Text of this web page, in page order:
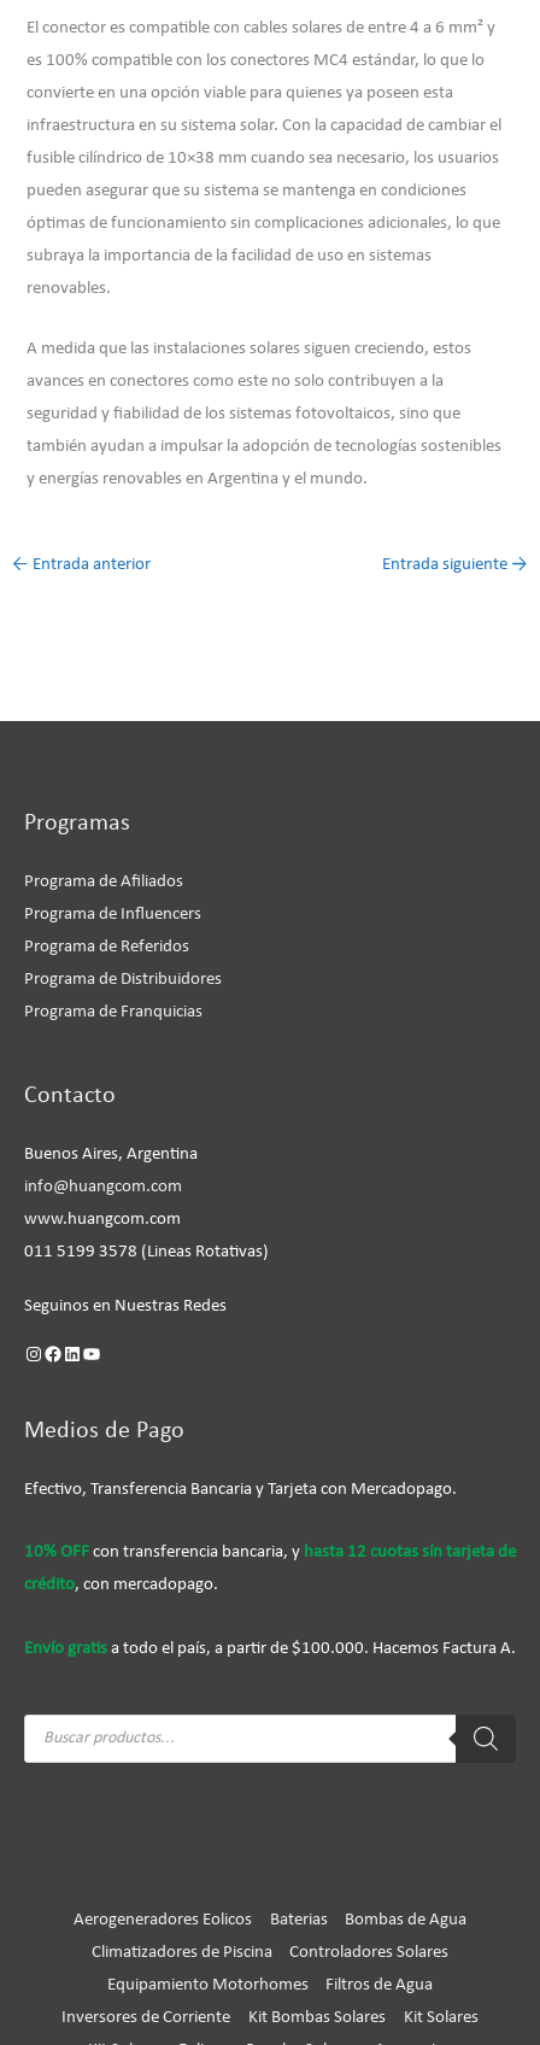
El conector es compatible con cables solares de entre 4 a 6 mm² y
es 100% compatible con los conectores MC4 estándar, lo que lo
convierte en una opción viable para quienes ya poseen esta
infraestructura en su sistema solar. Con la capacidad de cambiar el
fusible cilíndrico de 10×38 mm cuando sea necesario, los usuarios
pueden asegurar que su sistema se mantenga en condiciones
óptimas de funcionamiento sin complicaciones adicionales, lo que
subraya la importancia de la facilidad de uso en sistemas
renovables.
A medida que las instalaciones solares siguen creciendo, estos
avances en conectores como este no solo contribuyen a la
seguridad y fiabilidad de los sistemas fotovoltaicos, sino que
también ayudan a impulsar la adopción de tecnologías sostenibles
y energías renovables en Argentina y el mundo.
← Entrada anterior Entrada siguiente →
Programas
Programa de Afiliados
Programa de Influencers
Programa de Referidos
Programa de Distribuidores
Programa de Franquicias
Contacto
Buenos Aires, Argentina
info@huangcom.com
www.huangcom.com
011 5199 3578 (Lineas Rotativas)
Seguinos en Nuestras Redes
Medios de Pago
Efectivo, Transferencia Bancaria y Tarjeta con Mercadopago.
10% OFF con transferencia bancaria, y hasta 12 cuotas sín tarjeta de
crédito, con mercadopago.
Envío gratis a todo el país, a partir de $100.000. Hacemos Factura A.
Búsqueda
Aerogeneradores Eolicos Baterias
Bombas de Agua
Climatizadores de Piscina
Controladores Solares
Equipamiento Motorhomes
Filtros de Agua
Inversores de Corriente
Kit Bombas Solares
Kit Solares